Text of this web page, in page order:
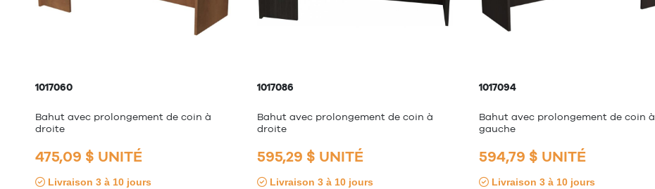
1017060
Bahut avec prolongement de coin à
droite
475,09 $ UNITÉ
Livraison 3 à 10 jours
1017086
Bahut avec prolongement de coin à
droite
595,29 $ UNITÉ
Livraison 3 à 10 jours
1017094
Bahut avec prolongement de coin à
gauche
594,79 $ UNITÉ
Livraison 3 à 10 jours